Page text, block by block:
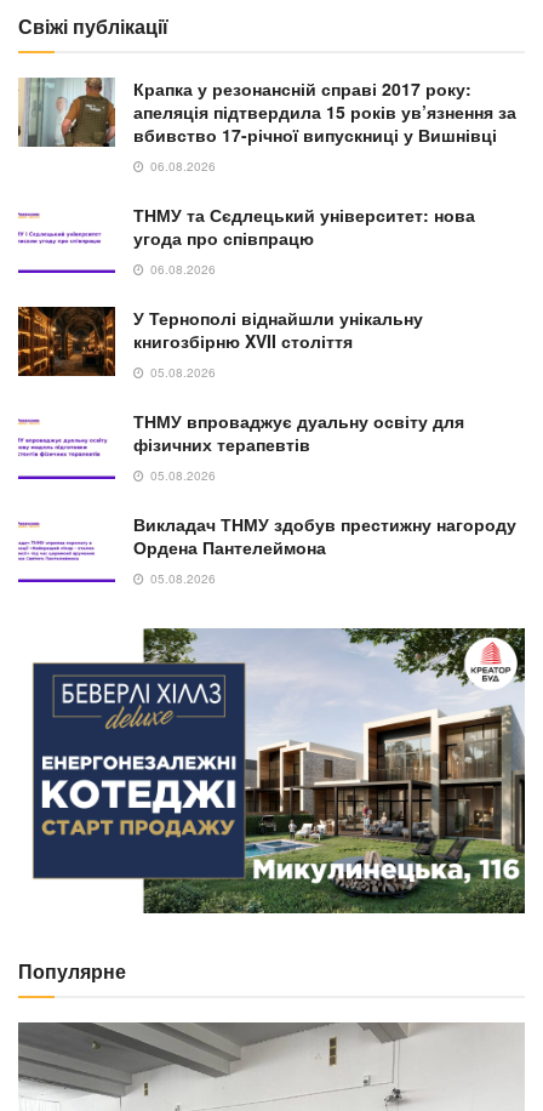
Свіжі публікації
Крапка у резонансній справі 2017 року:
апеляція підтвердила 15 років ув’язнення за
вбивство 17-річної випускниці у Вишнівці
06.08.2026
ТНМУ та Сєдлецький університет: нова
угода про співпрацю
06.08.2026
У Тернополі віднайшли унікальну
книгозбірню XVII століття
05.08.2026
ТНМУ впроваджує дуальну освіту для
фізичних терапевтів
05.08.2026
Викладач ТНМУ здобув престижну нагороду
Ордена Пантелеймона
05.08.2026
Популярне